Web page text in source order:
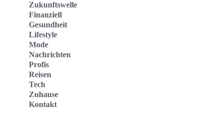
Zukunftswelle
Finanziell
Gesundheit
Lifestyle
Mode
Nachrichten
Profis
Reisen
Tech
Zuhause
Kontakt